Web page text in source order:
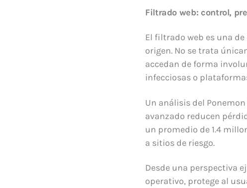
Filtrado web: control,
El filtrado web es una
origen. No se trata
accedan de forma
infecciosas o
Un análisis del
avanzado reducen
un promedio de 1.4
a sitios de riesgo.
Desde una perspectiva
operativo, protege al